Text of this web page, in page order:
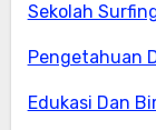
Sekolah
Pengetahuan
Edukasi Dan